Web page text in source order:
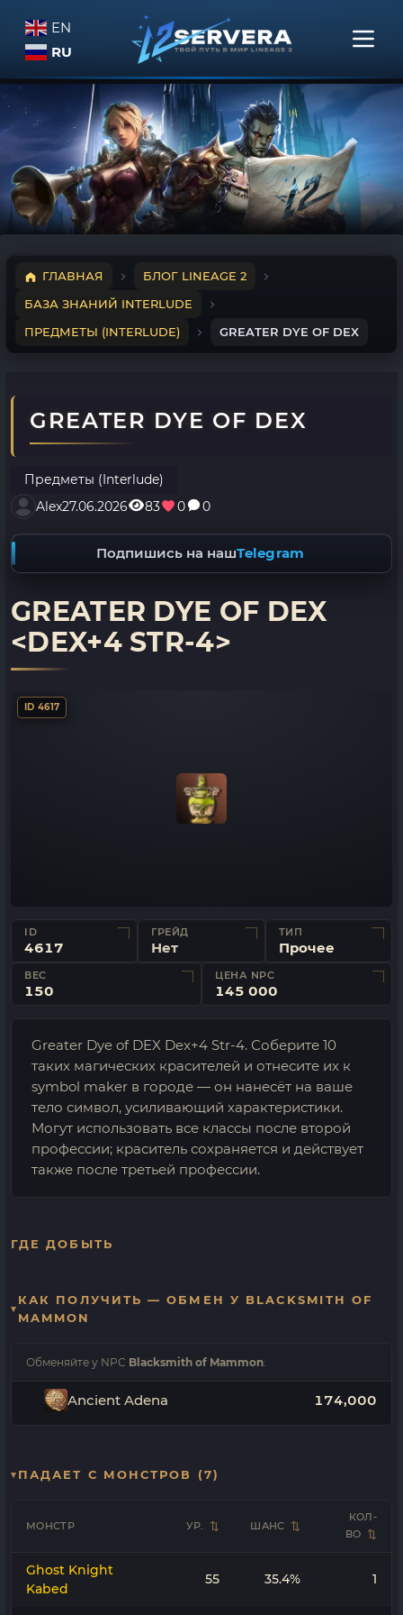
EN
RU
ГЛАВНАЯ
БЛОГ LINEAGE 2
БАЗА ЗНАНИЙ INTERLUDE
ПРЕДМЕТЫ (INTERLUDE)
GREATER DYE OF DEX
GREATER DYE OF DEX
Предметы (Interlude)
Alex27.06.2026 83 0 0
Подпишись на нашTelegram
GREATER DYE OF DEX
<DEX+4 STR-4>
ID 4617
ID
4617
ГРЕЙД
Нет
ТИП
Прочее
ВЕС
150
ЦЕНА NPC
145 000
Greater Dye of DEX Dex+4 Str-4. Соберите 10
таких магических красителей и отнесите их к
symbol maker в городе — он нанесёт на ваше
тело символ, усиливающий характеристики.
Могут использовать все классы после второй
профессии; краситель сохраняется и действует
также после третьей профессии.
ГДЕ ДОБЫТЬ
КАК ПОЛУЧИТЬ — ОБМЕН У BLACKSMITH OF
MAMMON
Обменяйте у NPC Blacksmith of Mammon:
Ancient Adena 174,000
ПАДАЕТ С МОНСТРОВ (7)
МОНСТР УР. ШАНС
КОЛ-
ВО
Ghost Knight
Kabed
55 35.4% 1